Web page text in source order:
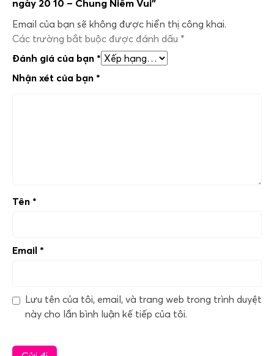
ngày 20 10 – Chung Niềm Vui”
Email của bạn sẽ không được hiển thị công khai.
Các trường bắt buộc được đánh dấu *
Đánh giá của bạn *
Nhận xét của bạn *
Tên *
Email *
Lưu tên của tôi, email, và trang web trong trình duyệt
này cho lần bình luận kế tiếp của tôi.